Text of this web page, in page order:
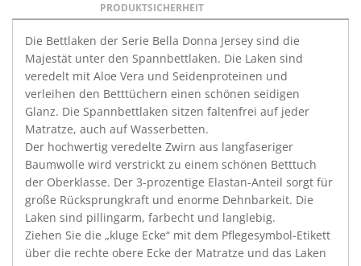
PRODUKTSICHERHEIT
Die Bettlaken der Serie Bella Donna Jersey sind die
Majestät unter den Spannbettlaken. Die Laken sind
veredelt mit Aloe Vera und Seidenproteinen und
verleihen den Betttüchern einen schönen seidigen
Glanz. Die Spannbettlaken sitzen faltenfrei auf jeder
Matratze, auch auf Wasserbetten.
Der hochwertig veredelte Zwirn aus langfaseriger
Baumwolle wird verstrickt zu einem schönen Betttuch
der Oberklasse. Der 3-prozentige Elastan-Anteil sorgt für
große Rücksprungkraft und enorme Dehnbarkeit. Die
Laken sind pillingarm, farbecht und langlebig.
Ziehen Sie die „kluge Ecke“ mit dem Pflegesymbol-Etikett
über die rechte obere Ecke der Matratze und das Laken